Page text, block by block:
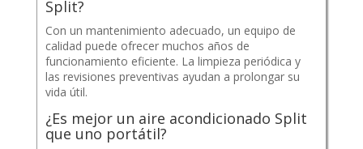
Split?
Con un mantenimiento adecuado, un equipo de
calidad puede ofrecer muchos años de
funcionamiento eficiente. La limpieza periódica y
las revisiones preventivas ayudan a prolongar su
vida útil.
¿Es mejor un aire acondicionado Split
que uno portátil?